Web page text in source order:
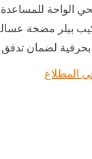
الواحة
تركيب بيلر
لضمان تدفق
المطلاع